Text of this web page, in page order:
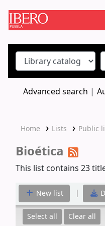
Advanced search
Home Lists Public
Bioética
This list contains 23
New list |
Select all Clear all